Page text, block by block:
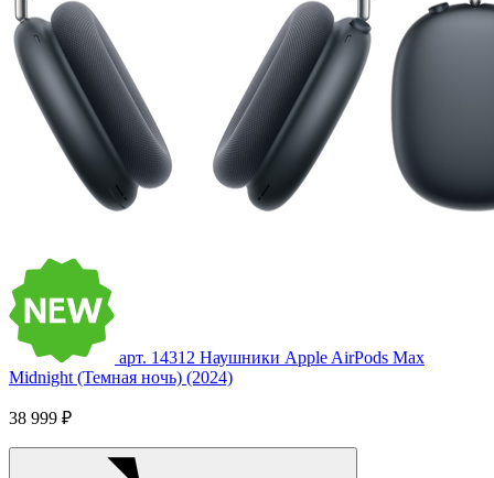
арт. 14312 Наушники Apple AirPods Max
Midnight (Темная ночь) (2024)
38 999 ₽